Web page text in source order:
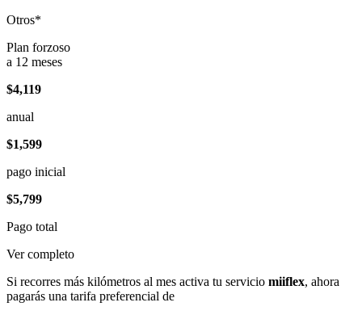
Otros*
Plan forzoso
a 12 meses
$4,119
anual
$1,599
pago inicial
$5,799
Pago total
Ver completo
Si recorres más kilómetros al mes activa tu servicio miiflex, ahora
pagarás una tarifa preferencial de